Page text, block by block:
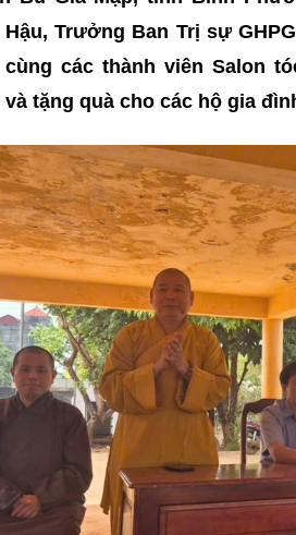
Hậu, Trưởng Ban Trị sự
các thành viên Salon
và tặng quà cho các hộ gia